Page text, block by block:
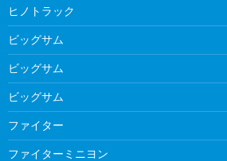
ヒノトラック
ビッグサム
ビッグサム
ビッグサム
ファイター
ファイターミニヨン